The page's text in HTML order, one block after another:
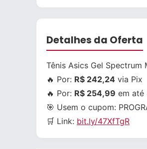
Detalhes da Oferta
Tênis Asics Gel Spectrum
🔥 Por: R$ 242,24 via Pix
🔥 Por: R$ 254,99 em até
🎯 Usem o cupom:
🛒 Link: bit.ly/47XfTgR